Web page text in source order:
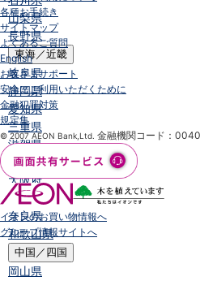
山梨県
長野県
東海／近畿
岐阜県
静岡県
愛知県
三重県
滋賀県
京都府
大阪府
兵庫県
奈良県
和歌山県
中国／四国
岡山県
各種お手続き
サイトマップ
よくあるご質問
English
お客さまサポート
安全にご利用いただくために
金融犯罪対策
規定集
© 2007 AEON Bank,Ltd. 金融機関コード：0040
イオンのお買い物情報へ
グループ情報サイトへ